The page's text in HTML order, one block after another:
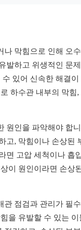
나 막힘으로 인해 오
발하고 위생적인 문
있어 신속한 해결이
하수관 내부의 막힘,
원인을 파악해야 합
고, 막힘이나 손상된
면 고압 세척이나 흡
이 원인이라면 손상
관 점검과 관리가 필
을 유발할 수 있는 이